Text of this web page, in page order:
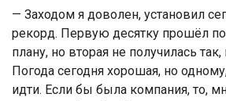
— Заходом я доволен, установил
рекорд. Первую десятку прошёл
плану, но вторая не получилась так,
Погода сегодня хорошая, но
идти. Если бы была компания, то,